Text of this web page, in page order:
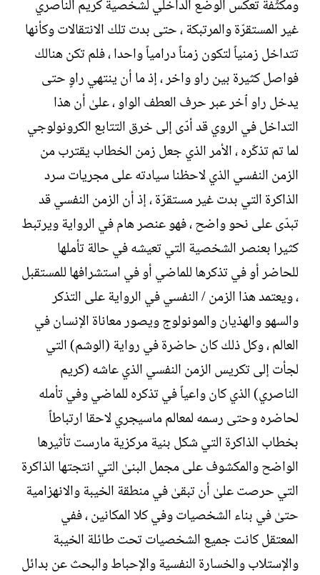
ومكثّفة تعكس الوضع الداخلي لشخصية كريم الناصري
غير المستقرّة والمرتبكة ، حتى بدت تلك الانتقالات وكأنها
تتداخل زمنياً لتكون زمناً درامياً واحدا ، فلم تكن هنالك
فواصل كثيرة بين راو واخر ، إذ ما أن ينتهي راوٍ حتى
يدخل راو ٱخر عبر حرف العطف الواو ، علىٰ أن هذا
التداخل في الروي قد أدّى إلى خرق التتابع الكرونولوجي
لما تم تذكّره ، الأمر الذي جعل زمن الخطاب يقترب من
الزمن النفسي الذي لاحظنا سيادته على مجريات سرد
الذاكرة التي بدت غير مستقرّة ، إذ أن الزمن النفسي قد
تبدّى على نحو واضح ، فهو عنصر هام في الرواية ويرتبط
كثيرا بعنصر الشخصية التي تعيشه في حالة تأملها
للحاضر أو في تذكرها للماضي أو في استشرافها للمستقبل
، ويعتمد هذا الزمن / النفسي في الرواية على التذكر
والسهو والهذيان والمونولوج ويصور معاناة الإنسان في
العالم ، وكل ذلك كان حاضرة في رواية (الوشم) التي
لجأت إلى تكريس الزمن النفسي الذي عاشه (كريم
الناصري) الذي كان واعياً في تذكره للماضي وفي تأمله
لحاضره وحتى رسمه لمعالم ماسيجري لاحقا ارتباطاً
بخطاب الذاكرة التي شكل بنية مركزية مارست تأثيرها
الواضح والمكشوف على مجمل البنىٰ التي انتجتها الذاكرة
التي حرصت علىٰ أن تبقىٰ في منطقة الخيبة والانهزامية
حتىٰ في بناء الشخصيات وفي كلا المكانين ، ففي
المعتقل كانت جميع الشخصيات تحت طائلة الخيبة
والإستلاب والخسارة النفسية والإحباط والبحث عن بدائل